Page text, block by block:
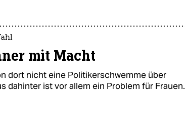
mit Macht
dort nicht eine Politikerschwemme über
dahinter ist vor allem ein Problem für Frauen.